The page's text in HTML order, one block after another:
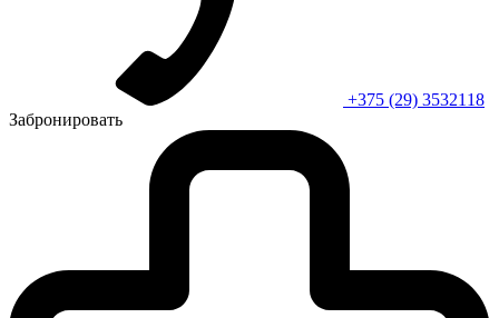
+375 (29) 3532118
Забронировать